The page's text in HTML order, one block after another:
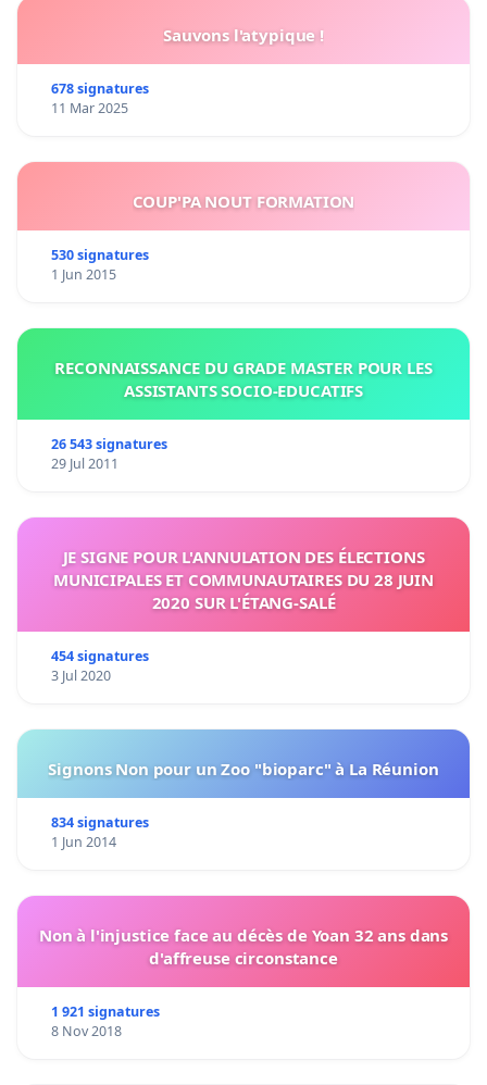
Sauvons l'atypique !
678 signatures
11 Mar 2025
COUP'PA NOUT FORMATION
530 signatures
1 Jun 2015
RECONNAISSANCE DU GRADE MASTER POUR LES
ASSISTANTS SOCIO-EDUCATIFS
26 543 signatures
29 Jul 2011
JE SIGNE POUR L'ANNULATION DES ÉLECTIONS
MUNICIPALES ET COMMUNAUTAIRES DU 28 JUIN
2020 SUR L'ÉTANG-SALÉ
454 signatures
3 Jul 2020
Signons Non pour un Zoo "bioparc" à La Réunion
834 signatures
1 Jun 2014
Non à l'injustice face au décès de Yoan 32 ans dans
d'affreuse circonstance
1 921 signatures
8 Nov 2018